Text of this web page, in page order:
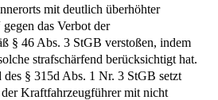
mit deutlich überhöhter
das Verbot der
§ 46 Abs. 3 StGB verstoßen, indem
strafschärfend berücksichtigt hat.
des § 315d Abs. 1 Nr. 3 StGB setzt
der Kraftfahrzeugführer mit nicht